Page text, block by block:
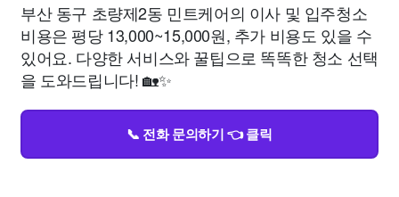
부산 동구 초량제2동 민트케어의 이사 및 입주청소
비용은 평당 13,000~15,000원, 추가 비용도 있을 수
있어요. 다양한 서비스와 꿀팁으로 똑똑한 청소 선택
을 도와드립니다! 🏡✨
📞 전화 문의하기 👈 클릭